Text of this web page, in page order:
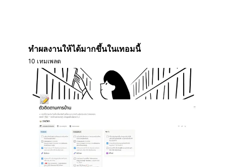
ทำผลงานให้ได้มากขึ้นในเทอมนี้
10 เทมเพลต